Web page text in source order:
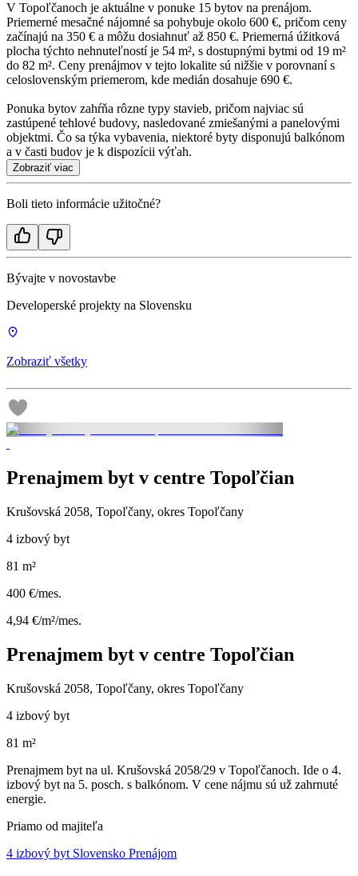
V Topoľčanoch je aktuálne v ponuke 15 bytov na prenájom.
Priemerné mesačné nájomné sa pohybuje okolo 600 €, pričom ceny
začínajú na 350 € a môžu dosiahnuť až 850 €. Priemerná úžitková
plocha týchto nehnuteľností je 54 m², s dostupnými bytmi od 19 m²
do 82 m². Ceny prenájmov v tejto lokalite sú nižšie v porovnaní s
celoslovenským priemerom, kde medián dosahuje 690 €.
Ponuka bytov zahŕňa rôzne typy stavieb, pričom najviac sú
zastúpené tehlové budovy, nasledované zmiešanými a panelovými
objektmi. Čo sa týka vybavenia, niektoré byty disponujú balkónom
a v časti budov je k dispozícii výťah.
Zobraziť viac
Boli tieto informácie užitočné?
Bývajte v novostavbe
Developerské projekty na Slovensku
Zobraziť všetky
Prenajmem byt v centre Topoľčian
Krušovská 2058, Topoľčany, okres Topoľčany
4 izbový byt
81 m²
400 €/mes.
4,94 €/m²/mes.
Prenajmem byt v centre Topoľčian
Krušovská 2058, Topoľčany, okres Topoľčany
4 izbový byt
81 m²
Prenajmem byt na ul. Krušovská 2058/29 v Topoľčanoch. Ide o 4.
izbový byt na 5. posch. s balkónom. V cene nájmu sú už zahrnuté
energie.
Priamo od majiteľa
4 izbový byt Slovensko Prenájom